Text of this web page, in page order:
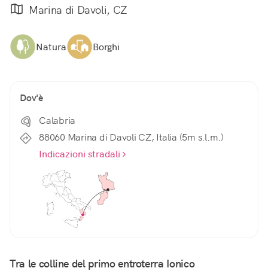
Marina di Davoli, CZ
Natura Borghi
Dov'è
Calabria
88060 Marina di Davoli CZ, Italia (5m s.l.m.)
Indicazioni stradali
Tra le colline del primo entroterra Ionico